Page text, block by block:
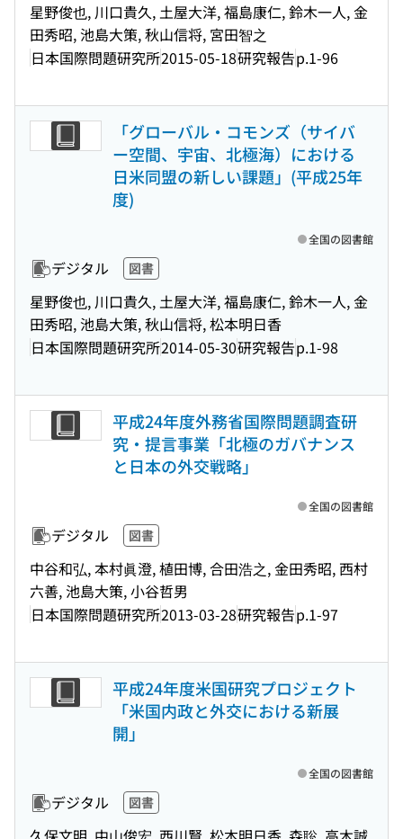
星野俊也, 川口貴久, 土屋大洋, 福島康仁, 鈴木一人, 金
田秀昭, 池島大策, 秋山信将, 宮田智之
日本国際問題研究所2015-05-18研究報告p.1-96
「グローバル・コモンズ（サイバ
ー空間、宇宙、北極海）における
日米同盟の新しい課題」(平成25年
度)
デジタル 図書
星野俊也, 川口貴久, 土屋大洋, 福島康仁, 鈴木一人, 金
田秀昭, 池島大策, 秋山信将, 松本明日香
日本国際問題研究所2014-05-30研究報告p.1-98
全国の図書館
平成24年度外務省国際問題調査研
究・提言事業「北極のガバナンス
と日本の外交戦略」
デジタル 図書
中谷和弘, 本村眞澄, 植田博, 合田浩之, 金田秀昭, 西村
六善, 池島大策, 小谷哲男
日本国際問題研究所2013-03-28研究報告p.1-97
全国の図書館
平成24年度米国研究プロジェクト
「米国内政と外交における新展
開」
デジタル 図書
全国の図書館